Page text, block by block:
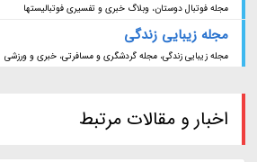
مجله فوتبال دوستان، وبلاگ خبری و تفسیری فوتبالیستها
مجله زیبایی زندگی
مجله زیبایی زندگی، مجله گردشگری و مسافرتی، خبری و ورزشی
اخبار و مقالات مرتبط